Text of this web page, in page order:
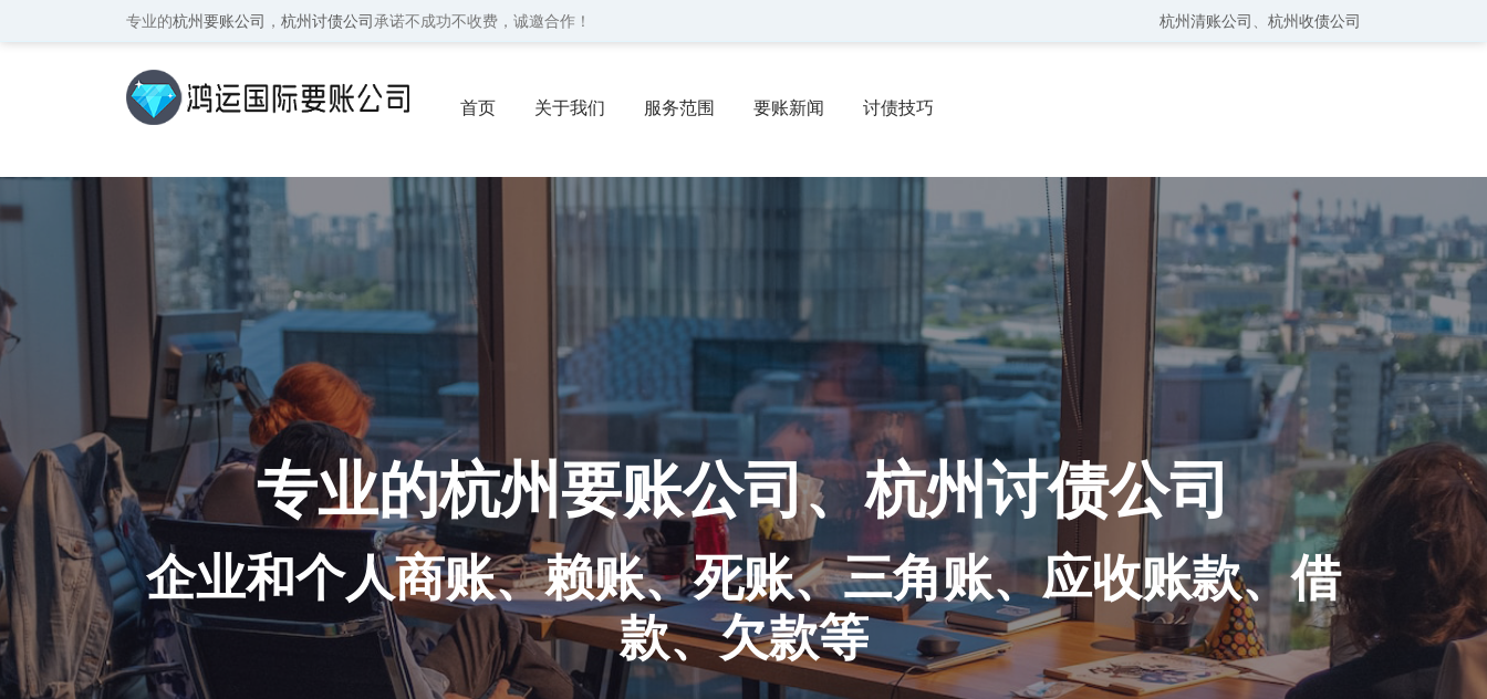
专业的杭州要账公司 ， 杭州讨债公司 承诺不成功不收费，诚邀合作！ 杭州清账公司 杭州收债公司
首页 关于我们 服务范围 要账新闻 讨债技巧
保密协议 委托流程 联系我们
专业的杭州要账公司、杭州讨债公司
企业和个人商账、赖账、死账、三角账、应收账款、借
款、欠款等